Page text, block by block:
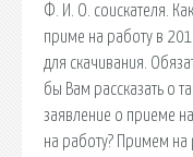
Ф. И. О. соискателя.
приме на работу в
для скачивания.
бы Вам рассказать о
заявление о приеме
на работу? Примем на